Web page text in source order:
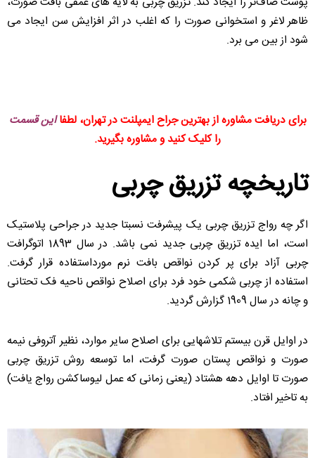
ظاهر لاغر و استخوانی صورت را که اغلب در اثر افزایش سن ایجاد می
شود از بین می برد.
برای دریافت مشاوره از بهترین جراح ایمپلنت در تهران، لطفااین قسمت
را کلیک کنید و مشاوره بگیرید.
تاریخچه تزریق چربی
اگر چه رواج تزریق چربی یک پیشرفت نسبتا جدید در جراحی پلاستیک
است، اما ایده تزریق چربی جدید نمی باشد. در سال 1893 اتوگرافت
چربی آزاد برای پر کردن نواقص بافت نرم مورداستفاده قرار گرفت.
استفاده از چربی شکمی خود فرد برای اصلاح نواقص ناحیه فک تحتانی
و چانه در سال 1909 گزارش گردید.
در اوایل قرن بیستم تلاشهایی برای اصلاح سایر موارد، نظیر آتروفی نیمه
صورت و نواقص پستان صورت گرفت، اما توسعه روش تزریق چربی
صورت تا اوایل دهه هشتاد (یعنی زمانی که عمل لیوساکشن رواج یافت)
به تاخیر افتاد.